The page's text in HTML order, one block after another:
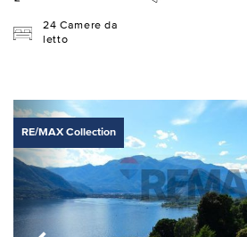
24 Camere da
letto
RE/MAX Collection